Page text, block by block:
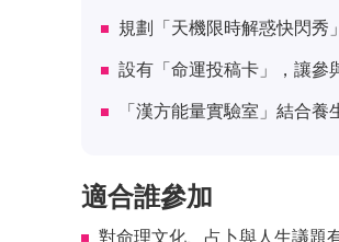
規劃「天機限時解惑快閃秀
設有「命運投稿卡」，讓參
「漢方能量實驗室」結合養
適合誰參加
對命理文化、占卜與人生議題